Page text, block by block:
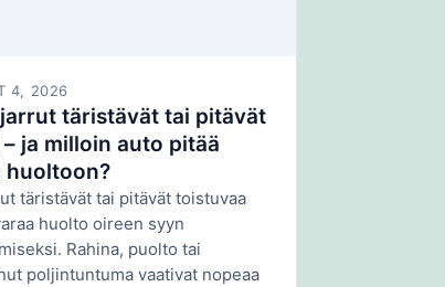
4, 2026
täristävät tai pitävät
ja milloin auto pitää
huoltoon?
täristävät tai pitävät toistuvaa
huolto oireen syyn
Rahina, puolto tai
poljintuntuma vaativat nopeaa